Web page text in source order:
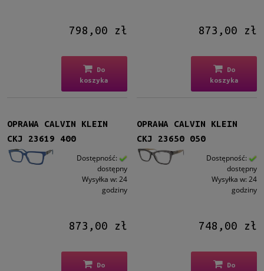
798,00 zł
Do
koszyka
873,00 zł
Do
koszyka
OPRAWA CALVIN KLEIN
CKJ 23619 400
Dostępność:
dostępny
Wysyłka w: 24
godziny
873,00 zł
Do
OPRAWA CALVIN KLEIN
CKJ 23650 050
Dostępność:
dostępny
Wysyłka w: 24
godziny
748,00 zł
Do